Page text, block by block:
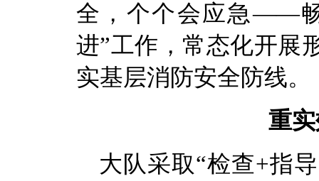
全，个个会应急——
进”工作，常态化开展
实基层消防安全防线。
重
大队采取“检查+指